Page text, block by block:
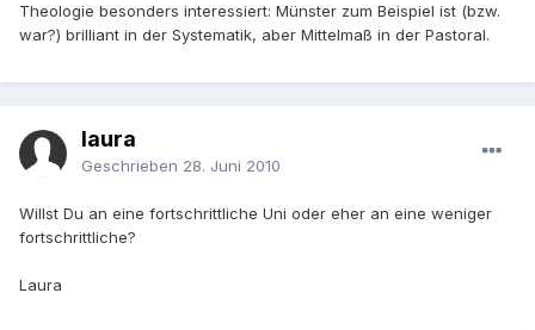
Theologie besonders interessiert: Münster zum Beispiel ist (bzw.
war?) brilliant in der Systematik, aber Mittelmaß in der Pastoral.
laura
Geschrieben 28. Juni 2010
Willst Du an eine fortschrittliche Uni oder eher an eine weniger
fortschrittliche?
Laura